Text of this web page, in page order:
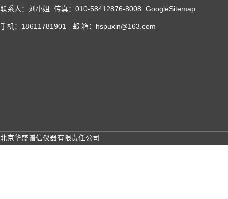
联系人：刘小姐 传真：010-58412876-8008 GoogleSitemap
手机：18611781901 邮 箱：hspuxin@163.com
北京华盛谱信仪器有限责任公司